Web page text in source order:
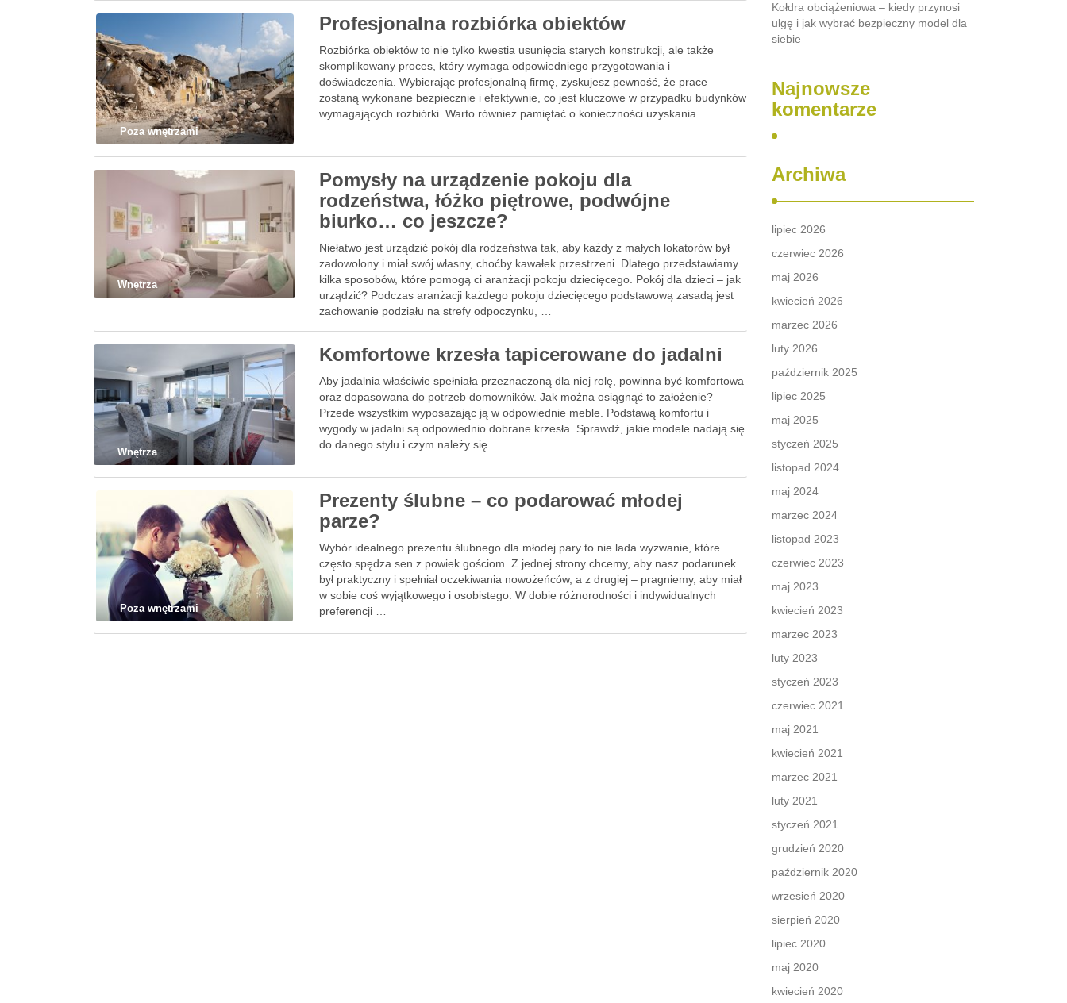
Poza wnętrzami
Profesjonalna rozbiórka obiektów
Rozbiórka obiektów to nie tylko kwestia usunięcia starych konstrukcji, ale także
skomplikowany proces, który wymaga odpowiedniego przygotowania i
doświadczenia. Wybierając profesjonalną firmę, zyskujesz pewność, że prace
zostaną wykonane bezpiecznie i efektywnie, co jest kluczowe w przypadku budynków
wymagających rozbiórki. Warto również pamiętać o konieczności uzyskania
Wnętrza
Pomysły na urządzenie pokoju dla
rodzeństwa, łóżko piętrowe, podwójne
biurko… co jeszcze?
Niełatwo jest urządzić pokój dla rodzeństwa tak, aby każdy z małych lokatorów był
zadowolony i miał swój własny, choćby kawałek przestrzeni. Dlatego przedstawiamy
kilka sposobów, które pomogą ci aranżacji pokoju dziecięcego. Pokój dla dzieci – jak
urządzić? Podczas aranżacji każdego pokoju dziecięcego podstawową zasadą jest
zachowanie podziału na strefy odpoczynku, …
Wnętrza
Komfortowe krzesła tapicerowane do jadalni
Aby jadalnia właściwie spełniała przeznaczoną dla niej rolę, powinna być komfortowa
oraz dopasowana do potrzeb domowników. Jak można osiągnąć to założenie?
Przede wszystkim wyposażając ją w odpowiednie meble. Podstawą komfortu i
wygody w jadalni są odpowiednio dobrane krzesła. Sprawdź, jakie modele nadają się
do danego stylu i czym należy się …
Poza wnętrzami
Prezenty ślubne – co podarować młodej
parze?
Wybór idealnego prezentu ślubnego dla młodej pary to nie lada wyzwanie, które
często spędza sen z powiek gościom. Z jednej strony chcemy, aby nasz podarunek
był praktyczny i spełniał oczekiwania nowożeńców, a z drugiej – pragniemy, aby miał
w sobie coś wyjątkowego i osobistego. W dobie różnorodności i indywidualnych
preferencji …
Kołdra obciążeniowa – kiedy przynosi
ulgę i jak wybrać bezpieczny model dla
siebie
Najnowsze
komentarze
Archiwa
lipiec 2026
czerwiec 2026
maj 2026
kwiecień 2026
marzec 2026
luty 2026
październik 2025
lipiec 2025
maj 2025
styczeń 2025
listopad 2024
maj 2024
marzec 2024
listopad 2023
czerwiec 2023
maj 2023
kwiecień 2023
marzec 2023
luty 2023
styczeń 2023
czerwiec 2021
maj 2021
kwiecień 2021
marzec 2021
luty 2021
styczeń 2021
grudzień 2020
październik 2020
wrzesień 2020
sierpień 2020
lipiec 2020
maj 2020
kwiecień 2020